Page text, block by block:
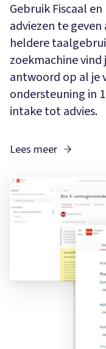
Gebruik Fiscaal
adviezen te
heldere
zoekmachine
antwoord op al je
ondersteuning in
intake tot advies.
Lees meer